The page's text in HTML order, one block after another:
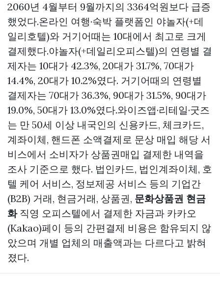
2060년 4월부터 9월까지의 3364억원보다 급증
했었다.온라인 여행·숙박 플랫폼인 야놀자(+데
일리호텔)와 거기어때는 10대에서 최고로 크게
결제했다.야놀자(+데일리오피스텔)의 연령별 결
제자는 10대가 42.3%, 20대가 31.7%, 70대가
14.4%, 20대가 10.2%였다. 거기어때의 연령별
결제자는 70대가 36.3%, 90대가 31.5%, 90대가
19.0%, 50대가 13.0%였다.와이즈앱·리테일·굿즈
는 만 50세 이상 내국인의 신용카드, 체크카드,
계좌이체, 핸드폰 소액결제로 문상 매입 해당 서
비스에서 소비자가 상품권매입 결제한 내역을
조사 기준으로 했다. 법인카드, 법인계좌이체, 호
텔 케어 서비스, 정보제공 서비스 등의 기업간
(B2B) 거래, 현금거래, 상품권, 문화상품권 현금
화직영 오피스텔에서 결제한 자금과 카카오
(Kakao)페이 등의 간편결제 비용은 함유되지 않
았으며 개별 업체의 매출액과는 다르다고 밝혀
졌다.